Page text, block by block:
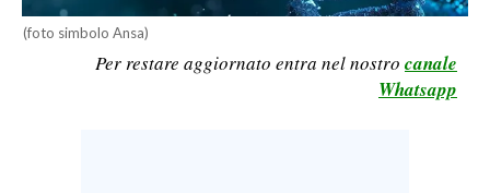
LAVORO
(foto simbolo Ansa)
Per restare aggiornato entra nel nostro canale
Whatsapp